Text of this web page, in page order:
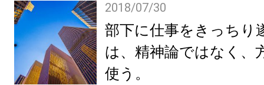
2018/07/30
部下に仕事をきっちり
は、精神論ではなく、
使う。